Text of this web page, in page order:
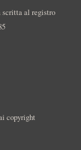
scritta al registro
copyright